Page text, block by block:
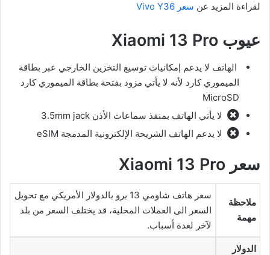
لقراءة المزيد عن سعر Vivo Y36
عيوب Xiaomi 13 Pro
الهاتف لا يدعم إمكانيات توسيع التخزين الخارجي عبر بطاقة
الميموري كارد لأنه لا يأتي مزود بفتحة بطاقة الميموري كارد
MicroSD
لا يأتي الهاتف بمنفذ سماعات الأذن 3.5mm jack
لا يدعم الهاتف الشريحة الإلكترونية المدمجة eSIM
سعر Xiaomi 13 Pro
ملاحظة
مهمة
سعر هاتف شاومي 13 برو بالدولار الأمريكي مع تحويل
السعر الى العملات المحلية، قد يختلف السعر من بلد
لآخر لعدة أسباب.
الدولار